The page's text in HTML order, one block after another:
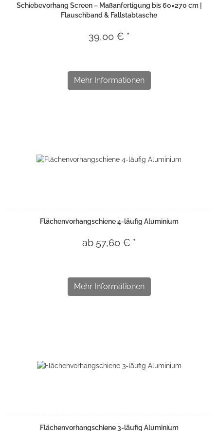
Schiebevorhang Screen – Maßanfertigung bis 60×270 cm |
Flauschband & Fallstabtasche
39,00 € *
Mehr Informationen
Flächenvorhangschiene 4-läufig Aluminium
ab 57,60 € *
Mehr Informationen
Flächenvorhangschiene 3-läufig Aluminium